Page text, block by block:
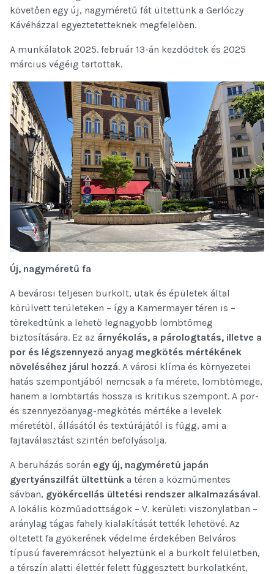
követően egy új, nagyméretű fát ültettünk a Gerlóczy
Kávéházzal egyeztetetteknek megfelelően.
A munkálatok 2025. február 13-án kezdődtek és 2025
március végéig tartottak.
Új, nagyméretű fa
A bevárosi teljesen burkolt, utak és épületek által
körülvett területeken – így a Kamermayer téren is –
törekedtünk a lehető legnagyobb lombtömeg
biztosítására. Ez az árnyékolás, a párologtatás, illetve a
por és légszennyező anyag megkötés mértékének
növeléséhez járul hozzá. A városi klíma és környezetei
hatás szempontjából nemcsak a fa mérete, lombtömege,
hanem a lombtartás hossza is kritikus szempont. A por-
és szennyezőanyag-megkötés mértéke a levelek
méretétől, állásától és textúrájától is függ, ami a
fajtaválasztást szintén befolyásolja.
A beruházás során egy új, nagyméretű japán
gyertyánszilfát ültettünk a téren a közműmentes
sávban, gyökércellás ültetési rendszer alkalmazásával.
A lokális közműadottságok – V. kerületi viszonylatban –
aránylag tágas fahely kialakítását tették lehetővé. Az
öltetett fa gyökerének védelme érdekében Belváros
típusú faveremrácsot helyeztünk el a burkolt felületben,
a térszín alatti élettér felett függesztett burkolatként,